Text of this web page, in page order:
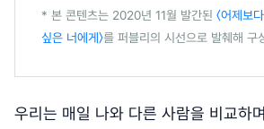
* 본 콘텐츠는 2020년 11월 발간된 〈어제보
싶은 너에게〉를 퍼블리의 시선으로 발췌해 구
우리는 매일 나와 다른 사람을 비교하